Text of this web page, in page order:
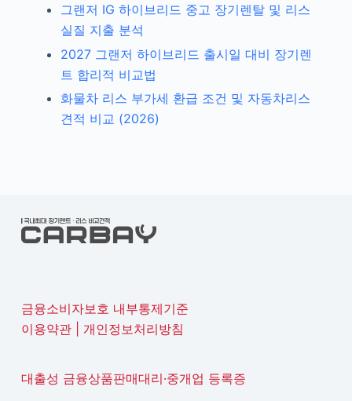
그랜저 IG 하이브리드 중고 장기렌탈 및 리스
실질 지출 분석
2027 그랜저 하이브리드 출시일 대비 장기렌
트 합리적 비교법
화물차 리스 부가세 환급 조건 및 자동차리스
견적 비교 (2026)
금융소비자보호 내부통제기준
이용약관| 개인정보처리방침
대출성 금융상품판매대리·중개업 등록증